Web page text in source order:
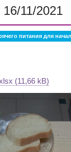
11/2021
питания для